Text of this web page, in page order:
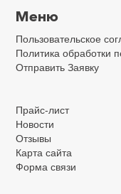
Меню
Пользовательское
Политика обработки
Отправить Заявку
Прайс-лист
Новости
Отзывы
Карта сайта
Форма связи